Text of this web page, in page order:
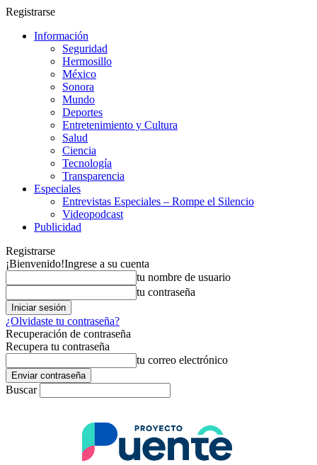
Registrarse
Información
Seguridad
Hermosillo
México
Sonora
Mundo
Deportes
Entretenimiento y Cultura
Salud
Ciencia
Tecnología
Transparencia
Especiales
Entrevistas Especiales – Rompe el Silencio
Videopodcast
Publicidad
Registrarse
¡Bienvenido!Ingrese a su cuenta
tu nombre de usuario
tu contraseña
¿Olvidaste tu contraseña?
Recuperación de contraseña
Recupera tu contraseña
tu correo electrónico
Buscar